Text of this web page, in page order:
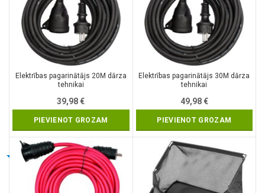
Elektrības pagarinātājs 20M dārza
tehnikai
39,98€
PIEVIENOT GROZAM
Elektrības pagarinātājs 30M dārza
tehnikai
49,98€
PIEVIENOT GROZAM